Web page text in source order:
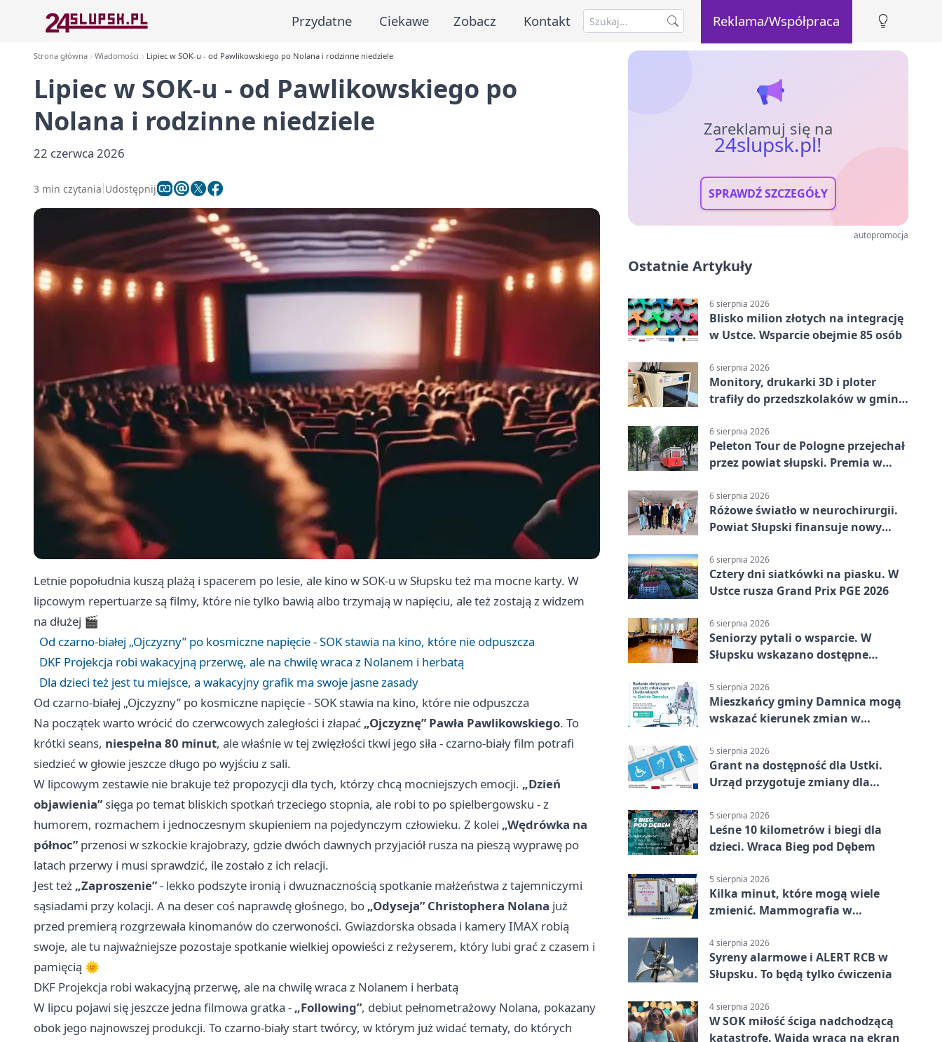
Przydatne Ciekawe Zobacz Kontakt Reklama/Współpraca
Strona główna Wiadomości Lipiec w SOK-u - od Pawlikowskiego po Nolana i rodzinne niedziele
Lipiec w SOK-u - od Pawlikowskiego po
Nolana i rodzinne niedziele
22 czerwca 2026
3 min czytania Udostępnij
Letnie popołudnia kuszą plażą i spacerem po lesie, ale kino w SOK-u w Słupsku też ma mocne karty. W
lipcowym repertuarze są filmy, które nie tylko bawią albo trzymają w napięciu, ale też zostają z widzem
na dłużej 🎬
Od czarno-białej „Ojczyzny” po kosmiczne napięcie - SOK stawia na kino, które nie odpuszcza
DKF Projekcja robi wakacyjną przerwę, ale na chwilę wraca z Nolanem i herbatą
Dla dzieci też jest tu miejsce, a wakacyjny grafik ma swoje jasne zasady
Od czarno-białej „Ojczyzny” po kosmiczne napięcie - SOK stawia na kino, które nie odpuszcza
Na początek warto wrócić do czerwcowych zaległości i złapać „Ojczyznę” Pawła Pawlikowskiego. To
krótki seans, niespełna 80 minut, ale właśnie w tej zwięzłości tkwi jego siła - czarno-biały film potrafi
siedzieć w głowie jeszcze długo po wyjściu z sali.
W lipcowym zestawie nie brakuje też propozycji dla tych, którzy chcą mocniejszych emocji. „Dzień
objawienia”sięga po temat bliskich spotkań trzeciego stopnia, ale robi to po spielbergowsku - z
humorem, rozmachem i jednoczesnym skupieniem na pojedynczym człowieku. Z kolei „Wędrówka na
północ”przenosi w szkockie krajobrazy, gdzie dwóch dawnych przyjaciół rusza na pieszą wyprawę po
latach przerwy i musi sprawdzić, ile zostało z ich relacji.
Jest też „Zaproszenie”- lekko podszyte ironią i dwuznacznością spotkanie małżeństwa z tajemniczymi
sąsiadami przy kolacji. A na deser coś naprawdę głośnego, bo „Odyseja” Christophera Nolana już
przed premierą rozgrzewała kinomanów do czerwoności. Gwiazdorska obsada i kamery IMAX robią
swoje, ale tu najważniejsze pozostaje spotkanie wielkiej opowieści z reżyserem, który lubi grać z czasem i
pamięcią 🌞
DKF Projekcja robi wakacyjną przerwę, ale na chwilę wraca z Nolanem i herbatą
W lipcu pojawi się jeszcze jedna filmowa gratka - „Following”, debiut pełnometrażowy Nolana, pokazany
obok jego najnowszej produkcji. To czarno-biały start twórcy, w którym już widać tematy, do których
Zareklamuj się na
24slupsk.pl!
SPRAWDŹ SZCZEGÓŁY
autopromocja
Ostatnie Artykuły
6 sierpnia 2026
Blisko milion złotych na integrację
w Ustce. Wsparcie obejmie 85 osób
6 sierpnia 2026
Monitory, drukarki 3D i ploter
trafiły do przedszkolaków w gminie
6 sierpnia 2026
Peleton Tour de Pologne przejechał
przez powiat słupski. Premia w
6 sierpnia 2026
Różowe światło w neurochirurgii.
Powiat Słupski finansuje nowy
6 sierpnia 2026
Cztery dni siatkówki na piasku. W
Ustce rusza Grand Prix PGE 2026
6 sierpnia 2026
Seniorzy pytali o wsparcie. W
Słupsku wskazano dostępne
5 sierpnia 2026
Mieszkańcy gminy Damnica mogą
wskazać kierunek zmian w
5 sierpnia 2026
Grant na dostępność dla Ustki.
Urząd przygotuje zmiany dla
5 sierpnia 2026
Leśne 10 kilometrów i biegi dla
dzieci. Wraca Bieg pod Dębem
5 sierpnia 2026
Kilka minut, które mogą wiele
zmienić. Mammografia w
4 sierpnia 2026
Syreny alarmowe i ALERT RCB w
Słupsku. To będą tylko ćwiczenia
4 sierpnia 2026
W SOK miłość ściga nadchodzącą
katastrofę. Wajda wraca na ekran